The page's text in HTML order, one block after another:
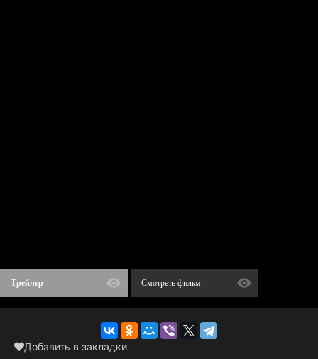
Трейлер Смотреть фильм
Добавить в закладки